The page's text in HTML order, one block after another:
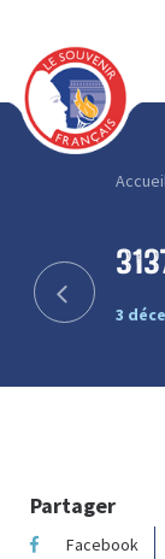
3
Partager
Facebook